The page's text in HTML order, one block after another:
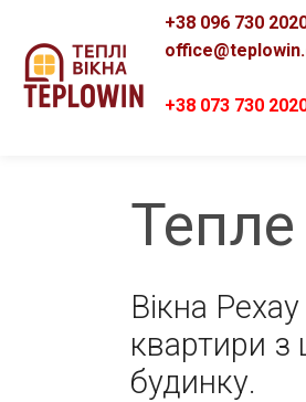
+38 096 730
+38 073 730
Вікна
квартири з
будинку.